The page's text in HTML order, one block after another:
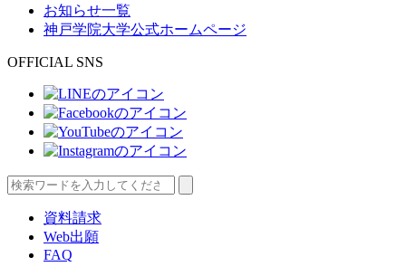
お知らせ一覧
神戸学院大学公式ホームページ
OFFICIAL SNS
資料請求
Web出願
FAQ